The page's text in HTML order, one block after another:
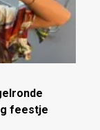
feestje